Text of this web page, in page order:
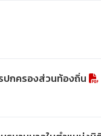
ปกครองส่วนท้องถิ่น